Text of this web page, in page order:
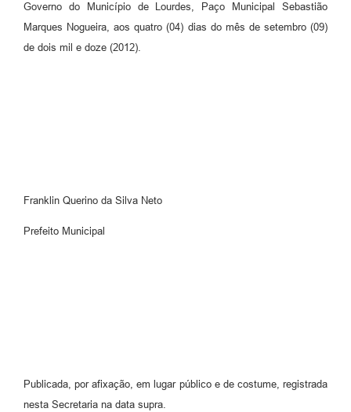
Governo do Município de Lourdes, Paço Municipal Sebastião
Marques Nogueira, aos quatro (04) dias do mês de setembro (09)
de dois mil e doze (2012).
Franklin Querino da Silva Neto
Prefeito Municipal
Publicada, por afixação, em lugar público e de costume, registrada
nesta Secretaria na data supra.